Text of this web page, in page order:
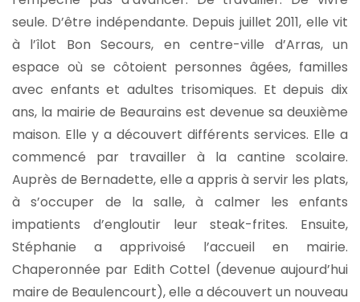
seule. D’être indépendante. Depuis juillet 2011, elle vit
à l’îlot Bon Secours, en centre-ville d’Arras, un
espace où se côtoient personnes âgées, familles
avec enfants et adultes trisomiques. Et depuis dix
ans, la mairie de Beaurains est devenue sa deuxième
maison. Elle y a découvert différents services. Elle a
commencé par travailler à la cantine scolaire.
Auprès de Bernadette, elle a appris à servir les plats,
à s’occuper de la salle, à calmer les enfants
impatients d’engloutir leur steak-frites. Ensuite,
Stéphanie a apprivoisé l’accueil en mairie.
Chaperonnée par Edith Cottel (devenue aujourd’hui
maire de Beaulencourt), elle a découvert un nouveau